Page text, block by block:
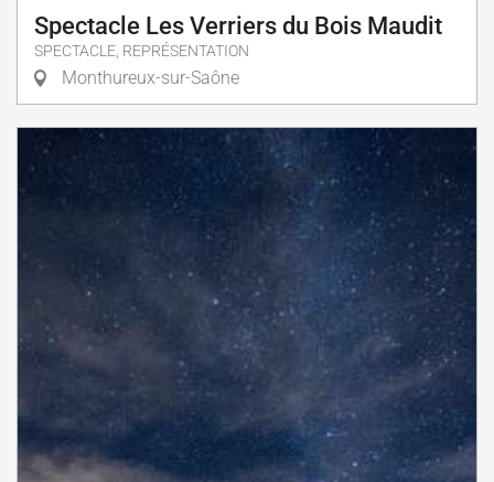
Spectacle Les Verriers du Bois Maudit
SPECTACLE, REPRÉSENTATION
Monthureux-sur-Saône